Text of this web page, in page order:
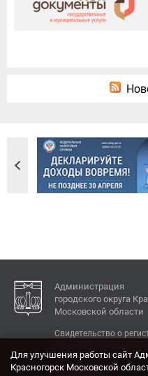
Администрация
городского округа
Московской области
Свидетельство о
Для улучшения работы сайт
Красногорск Московской